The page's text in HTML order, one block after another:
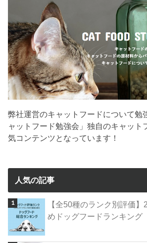
弊社運営のキャットフードについて勉
ャットフード勉強会」独自のキャット
気コンテンツとなっています！
人気の記事
【全50種のランク別評価
めドッグフードランキング